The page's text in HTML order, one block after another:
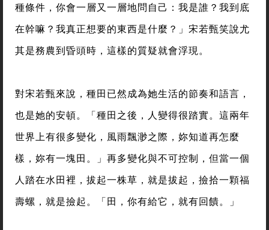
種條件，你會一層又一層地問自己：我是誰？我到底
在幹嘛？我真正想要的東西是什麼？」宋若甄笑說尤
其是務農到昏頭時，這樣的質疑就會浮現。
對宋若甄來說，種田已然成為她生活的節奏和語言，
也是她的安頓。「種田之後，人變得很踏實。這兩年
世界上有很多變化，風雨飄渺之際，妳知道再怎麼
樣，妳有一塊田。」再多變化與不可控制，但當一個
人踏在水田裡，拔起一株草，就是拔起，撿拾一顆福
壽螺，就是撿起。「田，你有給它，就有回饋。」